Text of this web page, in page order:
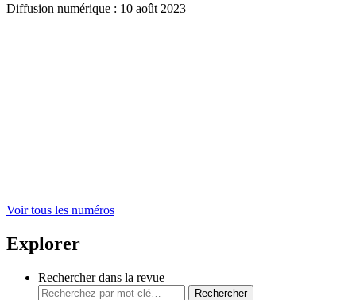
Diffusion numérique : 10 août 2023
Voir tous les numéros
Explorer
Rechercher dans la revue
Rechercher